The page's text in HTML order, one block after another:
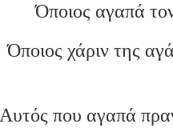
Όποιος αγαπά
Όποιος χάριν της
Αυτός που αγαπά